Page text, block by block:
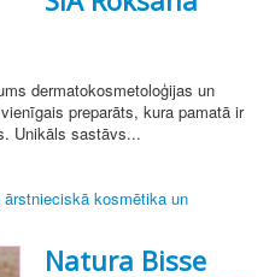
dermatokosmetoloģijas un
preparāts, kura pamatā ir
Unikāls sastāvs...
kosmētika un
Natura Bisse